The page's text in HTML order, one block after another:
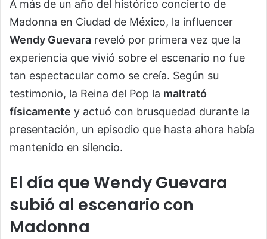
A más de un año del histórico concierto de
Madonna en Ciudad de México, la influencer
Wendy Guevara reveló por primera vez que la
experiencia que vivió sobre el escenario no fue
tan espectacular como se creía. Según su
testimonio, la Reina del Pop la maltrató
físicamente y actuó con brusquedad durante la
presentación, un episodio que hasta ahora había
mantenido en silencio.
El día que Wendy Guevara
subió al escenario con
Madonna